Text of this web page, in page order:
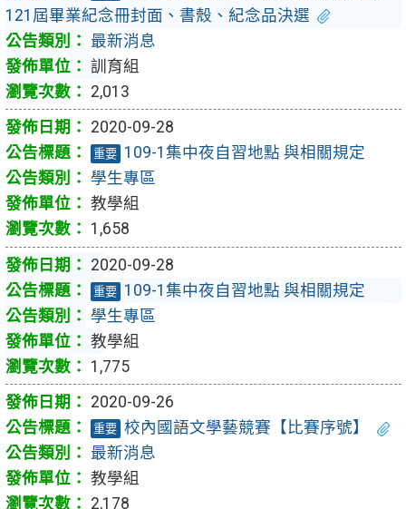
121屆畢業紀念冊封面、書殼、紀念品決選
最新消息
訓育組
2,013
2020-09-28
重要 109-1集中夜自習地點 與相關規定
學生專區
教學組
1,658
2020-09-28
重要 109-1集中夜自習地點 與相關規定
學生專區
教學組
1,775
2020-09-26
重要 校內國語文學藝競賽【比賽序號】
最新消息
教學組
2,178